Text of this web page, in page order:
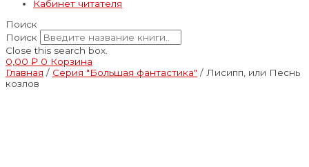
Кабинет читателя
Поиск
Поиск
Close this search box.
0,00 ₽ 0 Корзина
Главная / Серия "Большая фантастика" / Лисипп, или Песнь
козлов